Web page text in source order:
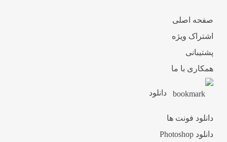
صفحه اصلی
اشتراک ویژه
پشتیبانی
همکاری با ما
دانلود
دانلود فونت ها
دانلود Photoshop